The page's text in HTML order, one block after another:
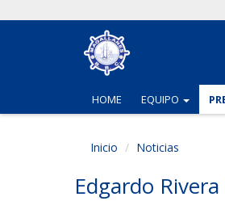
HOME EQUIPO
Inicio Noticias
Edgardo